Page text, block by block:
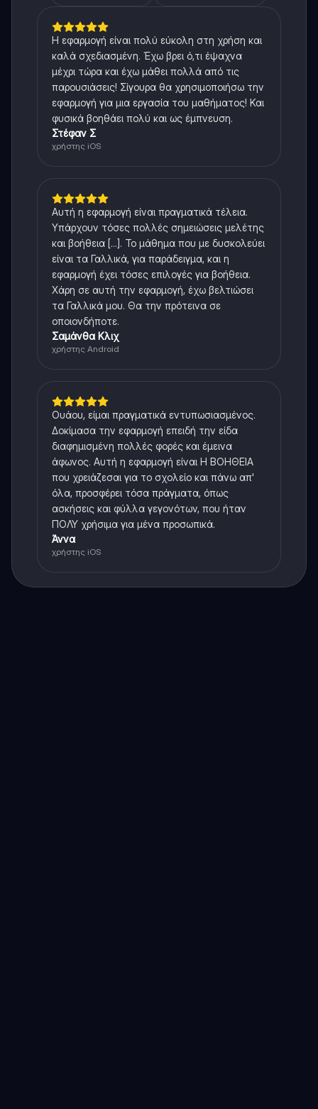
Η εφαρμογή είναι πολύ εύκολη στη χρήση και
καλά σχεδιασμένη. Έχω βρει ό,τι έψαχνα
μέχρι τώρα και έχω μάθει πολλά από τις
παρουσιάσεις! Σίγουρα θα χρησιμοποιήσω την
εφαρμογή για μια εργασία του μαθήματος! Και
φυσικά βοηθάει πολύ και ως έμπνευση.
Στέφαν Σ
χρήστης iOS
Αυτή η εφαρμογή είναι πραγματικά τέλεια.
Υπάρχουν τόσες πολλές σημειώσεις μελέτης
και βοήθεια [...]. Το μάθημα που με δυσκολεύει
είναι τα Γαλλικά, για παράδειγμα, και η
εφαρμογή έχει τόσες επιλογές για βοήθεια.
Χάρη σε αυτή την εφαρμογή, έχω βελτιώσει
τα Γαλλικά μου. Θα την πρότεινα σε
οποιονδήποτε.
Σαμάνθα Κλιχ
χρήστης Android
Ουάου, είμαι πραγματικά εντυπωσιασμένος.
Δοκίμασα την εφαρμογή επειδή την είδα
διαφημισμένη πολλές φορές και έμεινα
άφωνος. Αυτή η εφαρμογή είναι Η ΒΟΗΘΕΙΑ
που χρειάζεσαι για το σχολείο και πάνω απ'
όλα, προσφέρει τόσα πράγματα, όπως
ασκήσεις και φύλλα γεγονότων, που ήταν
ΠΟΛΥ χρήσιμα για μένα προσωπικά.
Άννα
χρήστης iOS